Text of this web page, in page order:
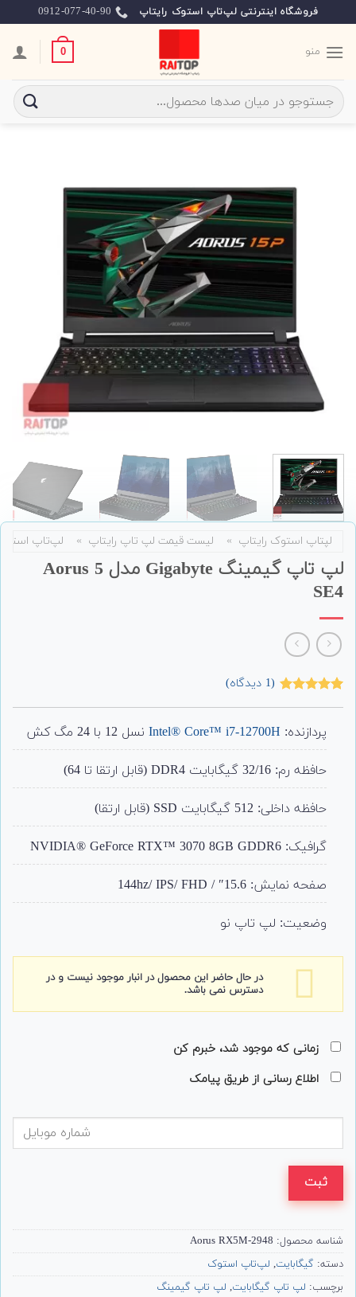
to
content
فروشگاه اینترنتی لپ‌تاپ استوک رایتاپ 0912-077-40-90
منو 0
جستجو
برای:
لپتاپ استوک رایتاپ » لیست قیمت لپ تاپ رایتاپ » لپ‌تاپ
لپ تاپ گیمینگ Gigabyte مدل Aorus 5
SE4
مشتری
(
1 دیدگاه)
پردازنده: Intel® Core™ i7-12700Hنسل 12 با 24 مگ کش
حافظه رم: 32/16 گیگابایت DDR4 (قابل ارتقا تا 64)
حافظه داخلی: 512 گیگابایت SSD (قابل ارتقا)
گرافیک: NVIDIA® GeForce RTX™ 3070 8GB GDDR6
صفحه نمایش: 15.6″ / 144hz/ IPS/ FHD
وضعیت: لپ تاپ نو
در حال حاضر این محصول در انبار موجود نیست و در
دسترس نمی باشد.
زمانی که موجود شد، خبرم کن
اطلاع رسانی از طریق پیامک
ثبت
شناسه محصول: Aorus RX5M-2948
دسته: گیگابایت, لپ‌تاپ استوک
برچسب: لپ تاپ گیگابایت, لپ تاپ گیمینگ